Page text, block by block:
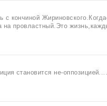
с кончиной
на провластный.Это
становится не-оппозицией....